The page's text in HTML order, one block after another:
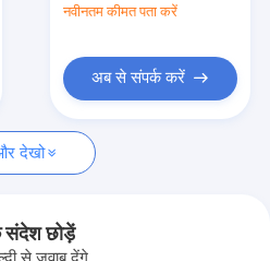
नवीनतम कीमत पता करें
अब से संपर्क करें
देखो
संदेश छोड़ें